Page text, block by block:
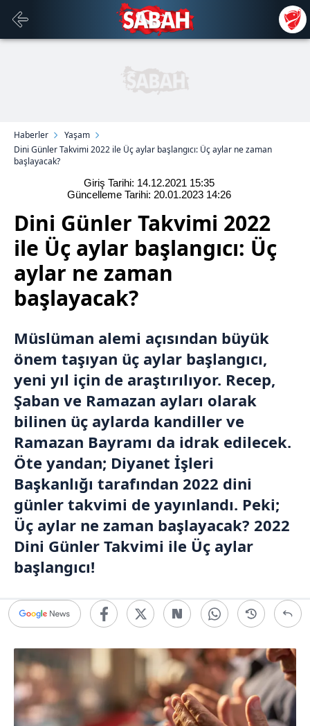
Haberler
Yaşam
Dini Günler Takvimi 2022 ile Üç aylar başlangıcı: Üç aylar ne zaman
başlayacak?
Giriş Tarihi: 14.12.2021 15:35
Güncelleme Tarihi: 20.01.2023 14:26
Dini Günler Takvimi 2022
ile Üç aylar başlangıcı: Üç
aylar ne zaman
başlayacak?
Müslüman alemi açısından büyük
önem taşıyan üç aylar başlangıcı,
yeni yıl için de araştırılıyor. Recep,
Şaban ve Ramazan ayları olarak
bilinen üç aylarda kandiller ve
Ramazan Bayramı da idrak edilecek.
Öte yandan; Diyanet İşleri
Başkanlığı tarafından 2022 dini
günler takvimi de yayınlandı. Peki;
Üç aylar ne zaman başlayacak? 2022
Dini Günler Takvimi ile Üç aylar
başlangıcı!